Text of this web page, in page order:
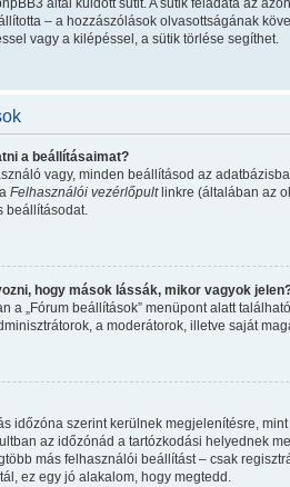
által küldött sütit. A sütik feladata az
– a hozzászólások olvasottságának
vagy a kilépéssel, a sütik törlése segíthet.
a beállításaimat?
vagy, minden beállításod az
Felhasználói vezérlőpultlinkre (általában az
beállításodat.
hogy mások lássák, mikor vagyok
a „Fórum beállítások” menüpont alatt
a moderátorok, illetve saját
időzóna szerint kerülnek megjelenítésre,
az időzónád a tartózkodási helyednek
más felhasználói beállítást – csak
ez egy jó alakalom, hogy megtedd.